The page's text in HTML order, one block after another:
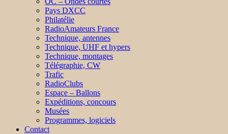
Pays DXCC
Philatélie
RadioAmateurs France
Technique, antennes
Technique, UHF et hypers
Technique, montages
Télégraphie, CW
Trafic
RadioClubs
Espace – Ballons
Expéditions, concours
Musées
Programmes, logiciels
Contact